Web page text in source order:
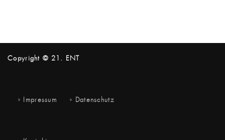
Copyright © 21. ENT
Impressum Datenschutz